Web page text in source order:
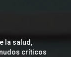
la salud,
críticos